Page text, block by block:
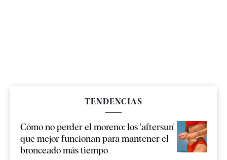
TENDENCIAS
Cómo no perder el moreno: los 'aftersun'
que mejor funcionan para mantener el
bronceado más tiempo